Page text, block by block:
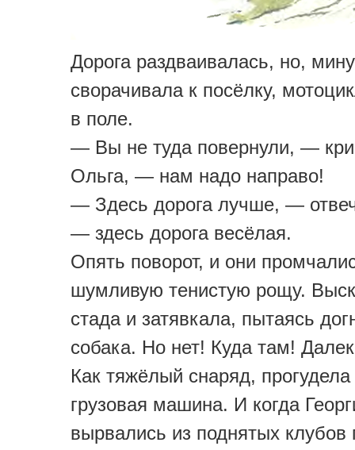
Дорога раздваивалась, но,
сворачивала к посёлку,
в поле.
— Вы не туда повернули, —
Ольга, — нам надо направо!
— Здесь дорога лучше, —
— здесь дорога весёлая.
Опять поворот, и они
шумливую тенистую рощу.
стада и затявкала, пытаясь
собака. Но нет! Куда там!
Как тяжёлый снаряд, прогудела
грузовая машина. И когда
вырвались из поднятых клубов